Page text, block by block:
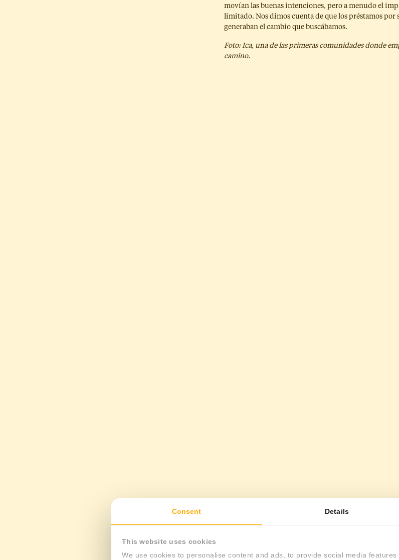
Consent Details
This website uses cookies
We use cookies to personalise content and ads, to provide social media
movían las buenas intenciones, pero a menudo el
limitado. Nos dimos cuenta de que los préstamos por
generaban el cambio que buscábamos.
Foto: Ica, una de las primeras comunidades donde
camino.